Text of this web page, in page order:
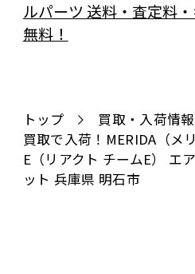
トップ
買取・入荷情報
買取で入荷！MERIDA（メ
E（リアクト チームE）
ット 兵庫県 明石市